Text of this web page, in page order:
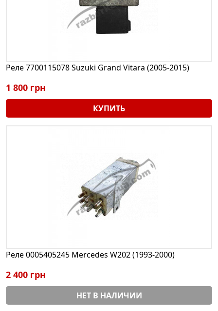
Реле 7700115078 Suzuki Grand Vitara (2005-2015)
1 800 грн
КУПИТЬ
Реле 0005405245 Mercedes W202 (1993-2000)
2 400 грн
НЕТ В НАЛИЧИИ